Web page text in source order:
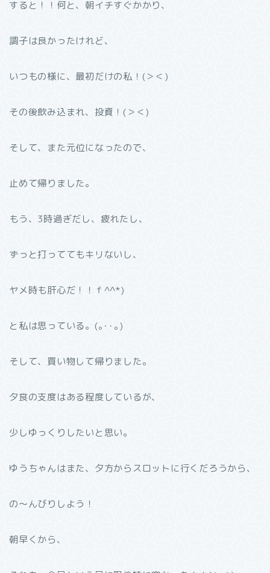
すると！！何と、朝イチすぐかかり、
調子は良かったけれど、
いつもの様に、最初だけの私！(＞＜)
その後飲み込まれ、投資！(＞＜)
そして、また元位になったので、
止めて帰りました。
もう、3時過ぎだし、疲れたし、
ずっと打っててもキリないし、
ヤメ時も肝心だ！！ｆ^^*)
と私は思っている。(｡･･｡)
そして、買い物して帰りました。
夕食の支度はある程度しているが、
少しゆっくりしたいと思い。
ゆうちゃんはまた、夕方からスロットに行くだろうから、
の〜んびりしよう！
朝早くから、